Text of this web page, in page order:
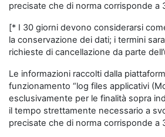
precisate che di norma corrisponde a
[* I 30 giorni devono considerarsi
la conservazione dei dati; i termini
richieste di cancellazione da parte
Le informazioni raccolti dalla
funzionamento “log files applicativi
esclusivamente per le finalità sopra
il tempo strettamente necessario a
precisate che di norma corrisponde a